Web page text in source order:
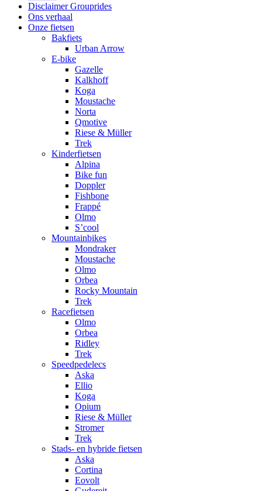
Disclaimer Grouprides
Ons verhaal
Onze fietsen
Bakfiets
Urban Arrow
E-bike
Gazelle
Kalkhoff
Koga
Moustache
Norta
Qmotive
Riese & Müller
Trek
Kinderfietsen
Alpina
Bike fun
Doppler
Fishbone
Frappé
Olmo
S’cool
Mountainbikes
Mondraker
Moustache
Olmo
Orbea
Rocky Mountain
Trek
Racefietsen
Olmo
Orbea
Ridley
Trek
Speedpedelecs
Aska
Ellio
Koga
Opium
Riese & Müller
Stromer
Trek
Stads- en hybride fietsen
Aska
Cortina
Eovolt